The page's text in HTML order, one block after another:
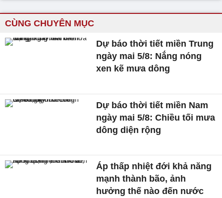
CÙNG CHUYÊN MỤC
Dự báo thời tiết miền Trung
ngày mai 5/8: Nắng nóng
xen kẽ mưa dông
Dự báo thời tiết miền Nam
ngày mai 5/8: Chiều tối mưa
dông diện rộng
Áp thấp nhiệt đới khả năng
mạnh thành bão, ảnh
hưởng thế nào đến nước